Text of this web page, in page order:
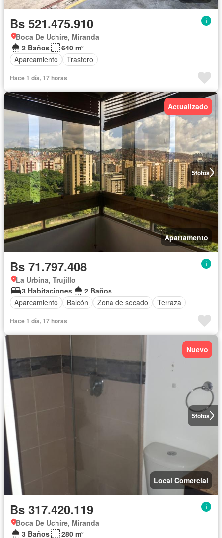
Bs 521.475.910
Boca De Uchire, Miranda
2 Baños
640 m²
Aparcamiento
Trastero
Hace 1 día, 17 horas
5fotos
Actualizado
Apartamento
Bs 71.797.408
La Urbina, Trujillo
3 Habitaciones
2 Baños
Aparcamiento
Balcón Zona de secado Terraza
Hace 1 día, 17 horas
5fotos
Nuevo
Local Comercial
Bs 317.420.119
Boca De Uchire, Miranda
3 Baños
280 m²